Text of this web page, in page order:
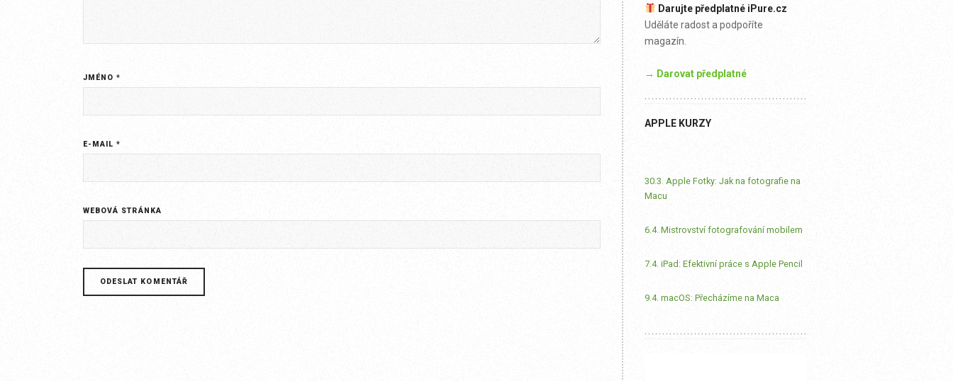
JMÉNO*
E-MAIL*
WEBOVÁ STRÁNKA
Darujte předplatné iPure.cz
Uděláte radost a podpoříte
magazín.
→ Darovat předplatné
APPLE KURZY
30.3. Apple Fotky: Jak na fotografie na
Macu
6.4. Mistrovství fotografování mobilem
7.4. iPad: Efektivní práce s Apple Pencil
9.4. macOS: Přecházíme na Maca